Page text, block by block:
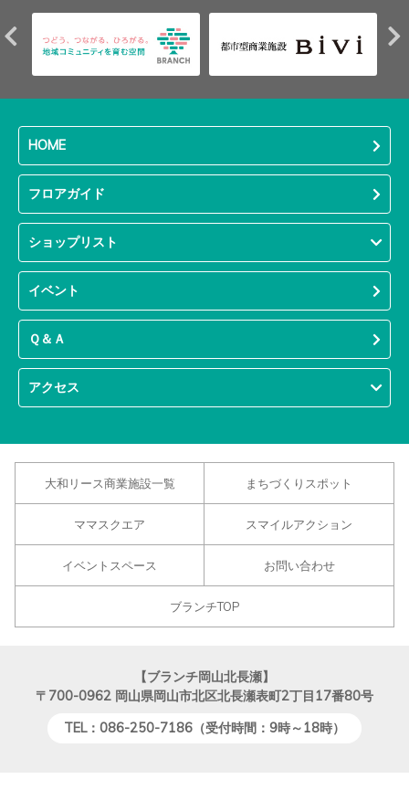
HOME
フロアガイド
ショップリスト
イベント
Ｑ＆Ａ
アクセス
大和リース商業施設一覧 まちづくりスポット
ママスクエア スマイルアクション
イベントスペース お問い合わせ
ブランチTOP
【ブランチ岡山北長瀬】
〒700-0962 岡山県岡山市北区北長瀬表町2丁目17番80号
TEL：086-250-7186（受付時間：9時～18時）